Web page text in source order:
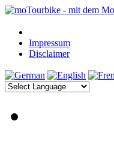
Impressum
Disclaimer